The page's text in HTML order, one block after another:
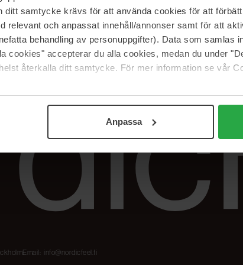
ditt samtycke krävs för att använda cookies för att
relevant och anpassat innehåll/annonser samt för att
behandling av personuppgifter). Data som samlas
cookies" accepterar du alla cookies, medan du under
återkalla ditt samtycke. För mer information se vår
Anpassa
The Beauty Edit
Työskentele
NordicFeel Groupissa
Email: info@nordicfeel.fi